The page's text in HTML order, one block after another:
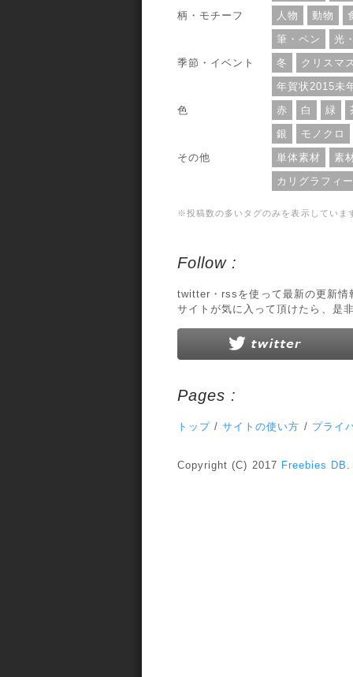
柄・モチーフ
人物 動物
筆・ペン
光
季節・イベント
冬
クリスマ
年賀状2015未
色
赤 白 緑
銀
モノクロ
その他
単体素材
素
カリグラフィ
※投稿数の多いタグのみを表示していま
Follow :
twitter・rssを使って最新の更新情
サイトが気に入って頂けたら、是
Pages :
トップ /サイトの使い方 / プライ
Copyright (C) 2017 Freebies DB .